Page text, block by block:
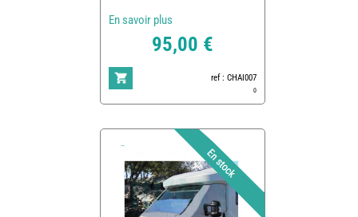
En savoir plus
95,00 €
ref : CHAI007
0